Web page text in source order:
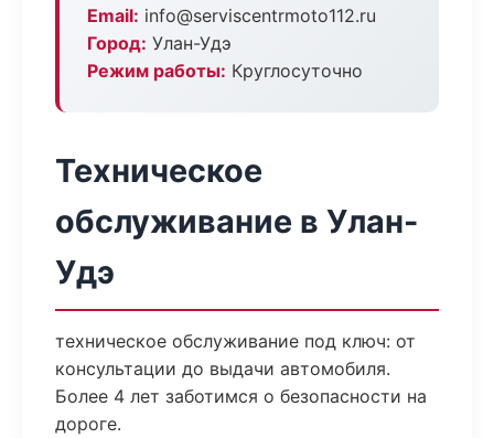
Email: info@serviscentrmoto112.ru
Город: Улан-Удэ
Режим работы: Круглосуточно
Техническое
обслуживание в Улан-
Удэ
техническое обслуживание под ключ: от
консультации до выдачи автомобиля.
Более 4 лет заботимся о безопасности на
дороге.